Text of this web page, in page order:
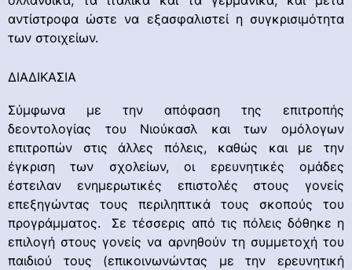
αντίστροφα ώστε να εξασφαλιστεί η συγκρισιμότητα
των στοιχείων.
ΔΙΑΔΙΚΑΣΙΑ
Σύμφωνα με την απόφαση της επιτροπής
δεοντολογίας του Νιούκασλ και των ομόλογων
επιτροπών στις άλλες πόλεις, καθώς και με την
έγκριση των σχολείων, οι ερευνητικές ομάδες
έστειλαν ενημερωτικές επιστολές στους γονείς
επεξηγώντας τους περιληπτικά τους σκοπούς του
προγράμματος. Σε τέσσερις από τις πόλεις δόθηκε η
επιλογή στους γονείς να αρνηθούν τη συμμετοχή του
παιδιού τους (επικοινωνώντας με την ερευνητική